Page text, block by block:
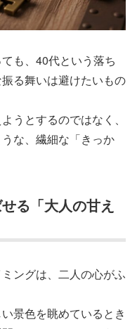
も、40代という落ち
る舞いは避けたいもの
うとするのではなく、
な、繊細な「きっか
る「大人の甘え
ングは、二人の心がふ
景色を眺めているとき